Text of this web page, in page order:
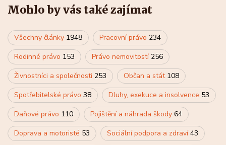
Mohlo by vás také zajímat
Všechny články 1948 Pracovní právo 234
Rodinné právo 153 Právo nemovitostí 256
Živnostníci a společnosti 253 Občan a stát 108
Spotřebitelské právo 38 Dluhy, exekuce a insolvence 53
Daňové právo 110 Pojištění a náhrada škody 64
Doprava a motoristé 53 Sociální podpora a zdraví43